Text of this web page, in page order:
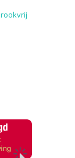
rookvrij